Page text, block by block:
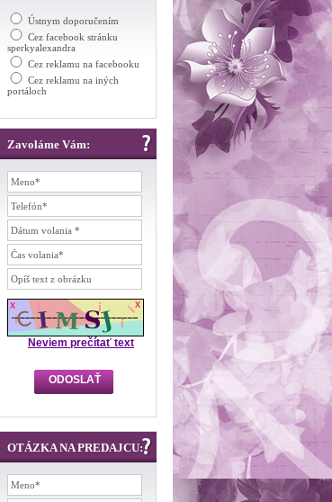
Ústnym doporučením
Cez facebook stránku
sperkyalexandra
Cez reklamu na facebooku
Cez reklamu na iných
portáloch
Zavoláme Vám:
Neviem prečítať text
OTÁZKA NA PREDAJCU: